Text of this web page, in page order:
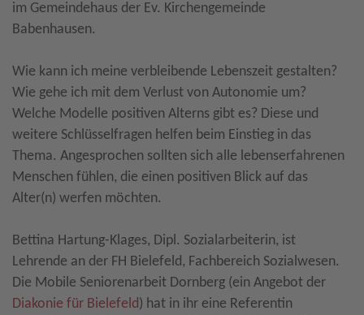
im Gemeindehaus der Ev. Kirchengemeinde
Babenhausen.
Wie kann ich meine verbleibende Lebenszeit gestalten?
Wie gehe ich mit dem Verlust von Autonomie um?
Welche Modelle positiven Alterns gibt es? Diese und
weitere Schlüsselfragen helfen beim Einstieg in das
Thema. Angesprochen sollten sich alle lebenserfahrenen
Menschen fühlen, die einen positiven Blick auf das
Alter(n) werfen möchten.
Bettina Hartung-Klages, Dipl. Sozialarbeiterin, ist
Lehrende an der FH Bielefeld, Fachbereich Sozialwesen.
Die Mobile Seniorenarbeit Dornberg (ein Angebot der
Diakonie für Bielefeld) hat in ihr eine Referentin